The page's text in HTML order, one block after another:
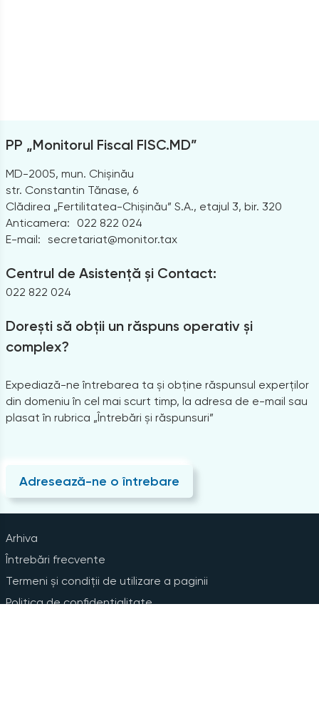
PP „Monitorul Fiscal FISC.MD”
MD-2005, mun. Chișinău
str. Constantin Tănase, 6
Clădirea „Fertilitatea-Chișinău” S.A., etajul 3, bir. 320
Anticamera:
022 822 024
E-mail: secretariat@monitor.tax
Centrul de Asistență și Contact:
022 822 024
Dorești să obții un răspuns operativ și
complex?
Expediază-ne întrebarea ta și obține răspunsul experților
din domeniu în cel mai scurt timp, la adresa de e-mail sau
plasat în rubrica „Întrebări și răspunsuri”
Adresează-ne o întrebare
Arhiva
Întrebări frecvente
Termeni și condiții de utilizare a paginii
Politica de confidențialitate